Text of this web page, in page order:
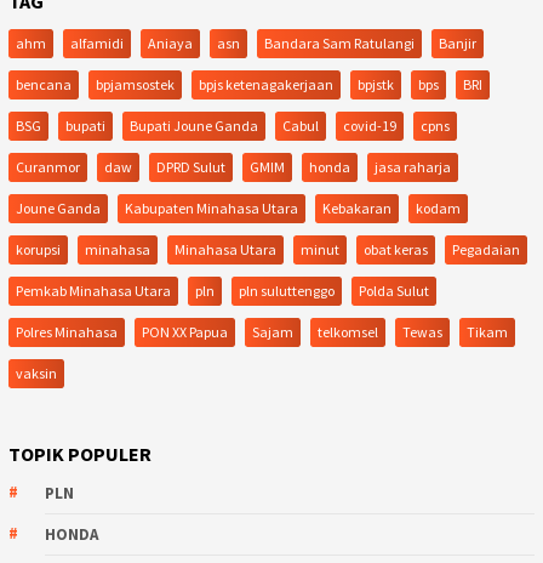
ahm alfamidi Aniaya asn Bandara Sam Ratulangi Banjir
bencana bpjamsostek bpjs ketenagakerjaan bpjstk bps BRI
BSG bupati Bupati Joune Ganda Cabul covid-19 cpns
Curanmor daw DPRD Sulut GMIM honda jasa raharja
Joune Ganda Kabupaten Minahasa Utara Kebakaran kodam
korupsi minahasa Minahasa Utara minut obat keras Pegadaian
Pemkab Minahasa Utara pln pln suluttenggo Polda Sulut
Polres Minahasa PON XX Papua Sajam telkomsel Tewas Tikam
vaksin
TOPIK POPULER
PLN
HONDA